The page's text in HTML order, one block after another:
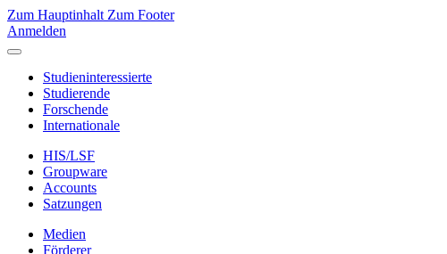
Zum Hauptinhalt Zum Footer
Anmelden
Studieninteressierte
Studierende
Forschende
Internationale
HIS/LSF
Groupware
Accounts
Satzungen
Medien
Förderer